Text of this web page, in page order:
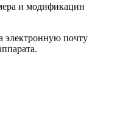
и модификации
электронную почту